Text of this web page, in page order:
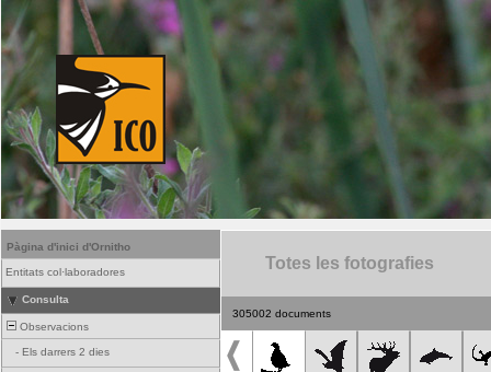
Pàgina d'inici d'Ornitho
Entitats col·laboradores
Consulta
Observacions
- Els darrers 2 dies
Totes les fotografies
305002 documents